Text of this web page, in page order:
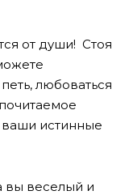
от души! Стоя
любоваться
истинные
вы веселый и